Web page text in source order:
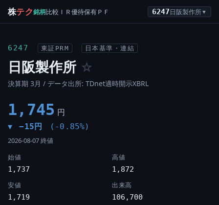
株テク銘柄比較 ＩＲ優待保有ＰＦ 6247日阪製作所▼
6247 東証PRM 日本基準・連結
日阪製作所 ☆
決算期 3月 / データ出所: TDnet適時開示XBRL
1,745 円
▼ −15円 (-0.85%)
2026-08-07 終値
始値
1,737
高値
1,872
安値
1,719
出来高
106,700